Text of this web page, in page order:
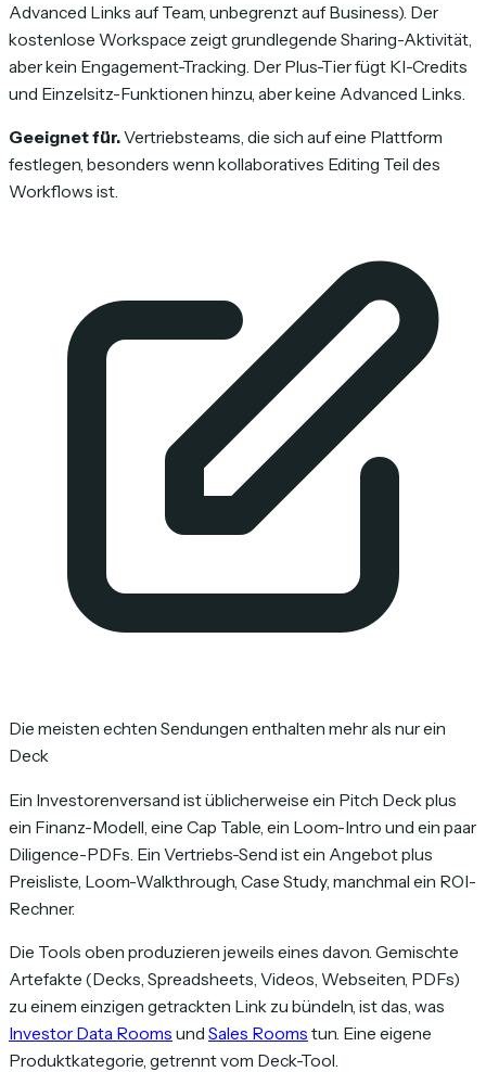
Advanced Links auf Team, unbegrenzt auf Business). Der
kostenlose Workspace zeigt grundlegende Sharing-Aktivität,
aber kein Engagement-Tracking. Der Plus-Tier fügt KI-Credits
und Einzelsitz-Funktionen hinzu, aber keine Advanced Links.
Geeignet für.Vertriebsteams, die sich auf eine Plattform
festlegen, besonders wenn kollaboratives Editing Teil des
Workflows ist.
Die meisten echten Sendungen enthalten mehr als nur ein
Deck
Ein Investorenversand ist üblicherweise ein Pitch Deck plus
ein Finanz-Modell, eine Cap Table, ein Loom-Intro und ein paar
Diligence-PDFs. Ein Vertriebs-Send ist ein Angebot plus
Preisliste, Loom-Walkthrough, Case Study, manchmal ein ROI-
Rechner.
Die Tools oben produzieren jeweils eines davon. Gemischte
Artefakte (Decks, Spreadsheets, Videos, Webseiten, PDFs)
zu einem einzigen getrackten Link zu bündeln, ist das, was
Investor Data Rooms und Sales Rooms tun. Eine eigene
Produktkategorie, getrennt vom Deck-Tool.